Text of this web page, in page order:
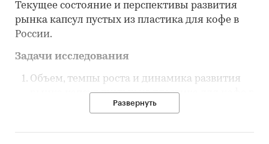
Текущее состояние и перспективы развития
рынка капсул пустых из пластика для кофе в
России.
Задачи исследования
Объем, темпы роста и динамика развития
рынка капсул пустых из пластика для кофе в
Развернуть